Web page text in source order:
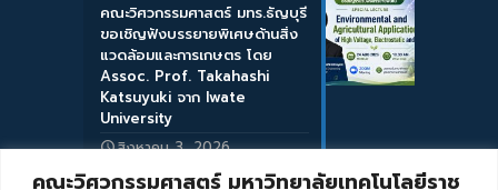
คณะวิศวกรรมศาสตร์ มหาวิทยาลัยเทคโนโลยีราช
คณะวิศวกรรมศาสตร์ มทร.ธัญบุรี
ขอเชิญฟังบรรยายพิเศษด้านสิ่ง
แวดล้อมและการเกษตร โดย
Assoc. Prof. Takahashi
Katsuyuki จาก Iwate
University
สิงหาคม 3, 2026